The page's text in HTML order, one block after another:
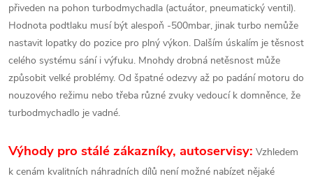
přiveden na pohon turbodmychadla (actuátor, pneumatický ventil).
Hodnota podtlaku musí být alespoň -500mbar, jinak turbo nemůže
nastavit lopatky do pozice pro plný výkon. Dalším úskalím je těsnost
celého systému sání i výfuku. Mnohdy drobná netěsnost může
způsobit velké problémy. Od špatné odezvy až po padání motoru do
nouzového režimu nebo třeba různé zvuky vedoucí k domněnce, že
turbodmychadlo je vadné.
Výhody pro stálé zákazníky, autoservisy: Vzhledem
k cenám kvalitních náhradních dílů není možné nabízet nějaké